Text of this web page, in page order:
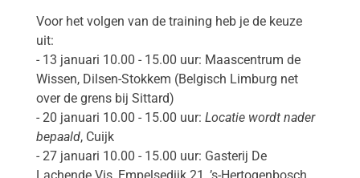
Voor het volgen van de training heb je de keuze
uit:
- 13 januari 10.00 - 15.00 uur: Maascentrum de
Wissen, Dilsen-Stokkem (Belgisch Limburg net
over de grens bij Sittard)
- 20 januari 10.00 - 15.00 uur: Locatie wordt nader
bepaald, Cuijk
- 27 januari 10.00 - 15.00 uur: Gasterij De